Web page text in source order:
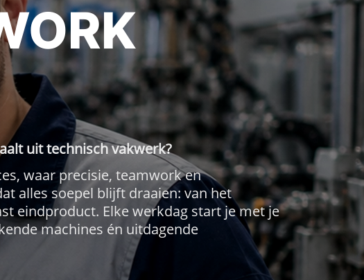
uit technisch vakwerk?
waar precisie, teamwork en
alles soepel blijft draaien: van het
eindproduct. Elke werkdag start je met je
machines én uitdagende